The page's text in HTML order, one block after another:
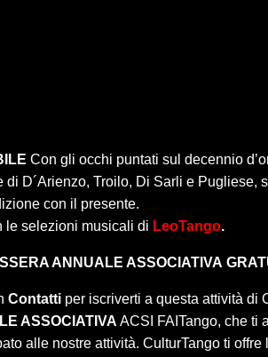
Con gli occhi puntati sul decennio
D´Arienzo, Troilo, Di Sarli e Pugliese,
con il presente.
le selezioni musicali di LeoTango.
ANNUALE ASSOCIATIVA
Contatti per iscriverti a questa attività di
ASSOCIATIVA ACSI FAITango, che ti
alle nostre attività. CulturTango ti offre